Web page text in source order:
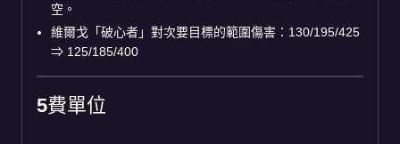
空。
維爾戈「破心者」對次要目標的範圍傷害：130/195/425
⇒ 125/185/400
5費單位